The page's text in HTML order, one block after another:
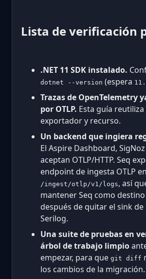
Lista de verificación
.NET 11 SDK instalado.
dotnet --version (espera
Trazas de OpenTelemetry
por OTLP. Esta guía reutiliza
exportador y recurso.
Un backend que ingiera
El Aspire Dashboard, SigNoz
aceptan OTLP/HTTP. Seq
endpoint de ingesta OTLP en
/ingest/otlp/v1/logs, así
mantener Seq como
después de quitar el sink de
Serilog.
Una suite de pruebas en
árbol de trabajo limpio
empezar, para que git diff
los cambios de la migración.